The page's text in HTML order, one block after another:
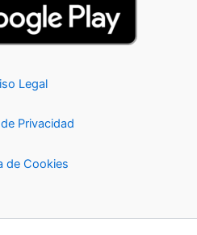
Legal
Privacidad
de Cookies